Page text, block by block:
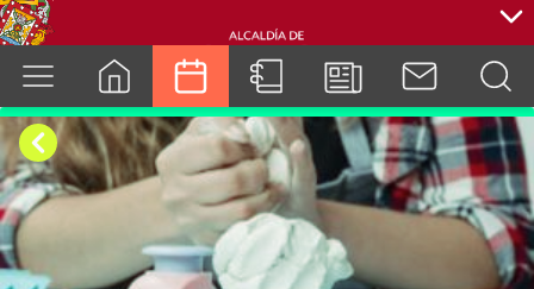
cuenca.gob.ec